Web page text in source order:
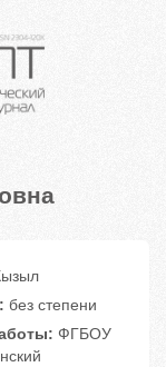
без степени
ФГБОУ